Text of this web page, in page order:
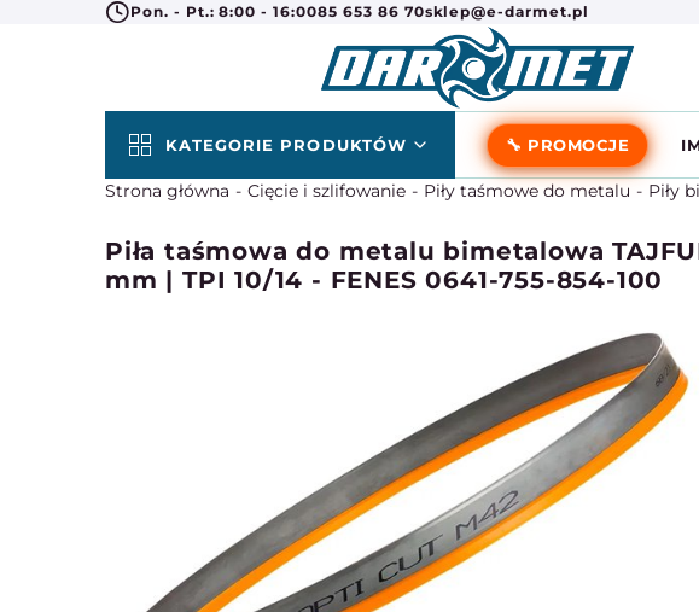
Pon. - Pt.: 8:00 - 16:0085 653 86 70sklep@e-darmet.pl
KATEGORIE PRODUKTÓW 🔧 PROMOCJE
Strona główna Cięcie i szlifowanie Piły taśmowe do metalu Piły
Piła taśmowa do metalu bimetalowa
mm | TPI 10/14 - FENES 0641-755-854-100